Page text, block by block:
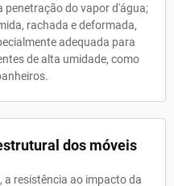
penetração do vapor d'água;
rachada e deformada,
adequada para
de alta umidade, como
dos móveis
a resistência ao impacto da